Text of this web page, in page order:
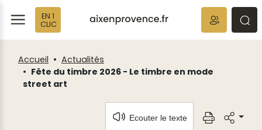
EN 1
CLIC
Accueil
Actualités
Fête du timbre 2026 - Le timbre en mode
street art
Ecouter le texte
Fenêtre
de
chat
Panneau de gestion des cookies